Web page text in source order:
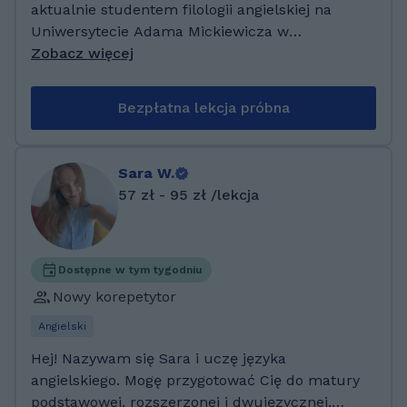
translatoryce. Dodatkowo zdobywam
przygotowanie pedagogiczne do nauczania
języków obcych, poszerzając swoją wiedzę o
rozwój kompetencji językowych
języków i porównywać podobieństwa między
nimi
aktualnie studentem filologii angielskiej na
Uniwersytecie Adama Mickiewicza w
Poznaniu. Robię korepetycję z matematyki
licealistów oraz uczniów starszych klas
testu ósmoklasisty oraz matury, Moją pasją
jest teatr i uwielbiam być na scenie. Mam psa
Fafika, który może być widoczny w tle podczas
naszych zajęć :).
Zobacz więcej
Bezpłatna lekcja próbna
Sara W.
57 zł - 95 zł /lekcja
Dostępne w tym tygodniu
Nowy korepetytor
Angielski
Hej! Nazywam się Sara i uczę języka
angielskiego. Mogę przygotować Cię do matury
podstawowej, rozszerzonej i dwujęzycznej,